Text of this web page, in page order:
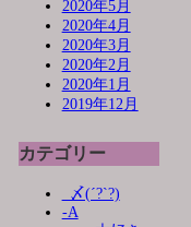
2020年5月
2020年4月
2020年3月
2020年2月
2020年1月
2019年12月
カテゴリー
_〆(´?`?)
-A